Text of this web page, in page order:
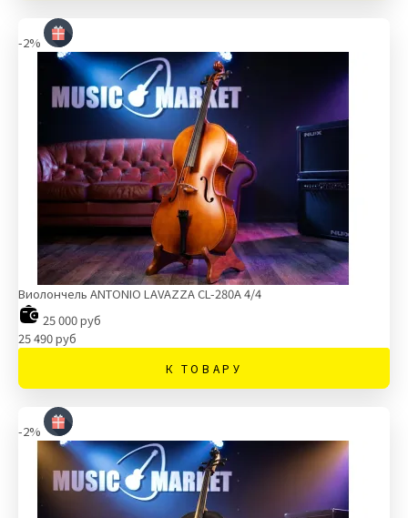
-2%
Виолончель ANTONIO LAVAZZA CL-280A 4/4
25 000 руб
25 490 руб
К ТОВАРУ
-2%